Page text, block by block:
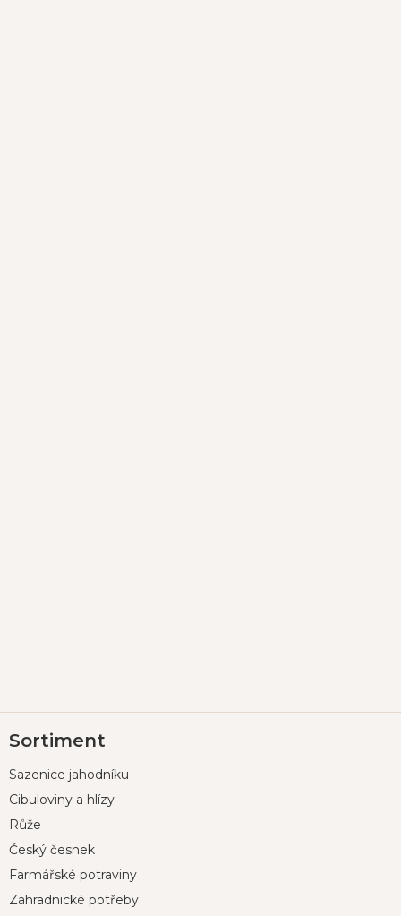
á
a
Sortiment
Sazenice jahodníku
Cibuloviny a hlízy
Růže
Český česnek
Farmářské potraviny
Zahradnické potřeby